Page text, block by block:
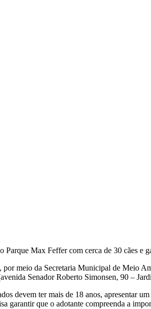
Parque Max Feffer com cerca de 30 cães e
por meio da Secretaria Municipal de Meio
Senador Roberto Simonsen, 90 –
devem ter mais de 18 anos, apresentar
garantir que o adotante compreenda a